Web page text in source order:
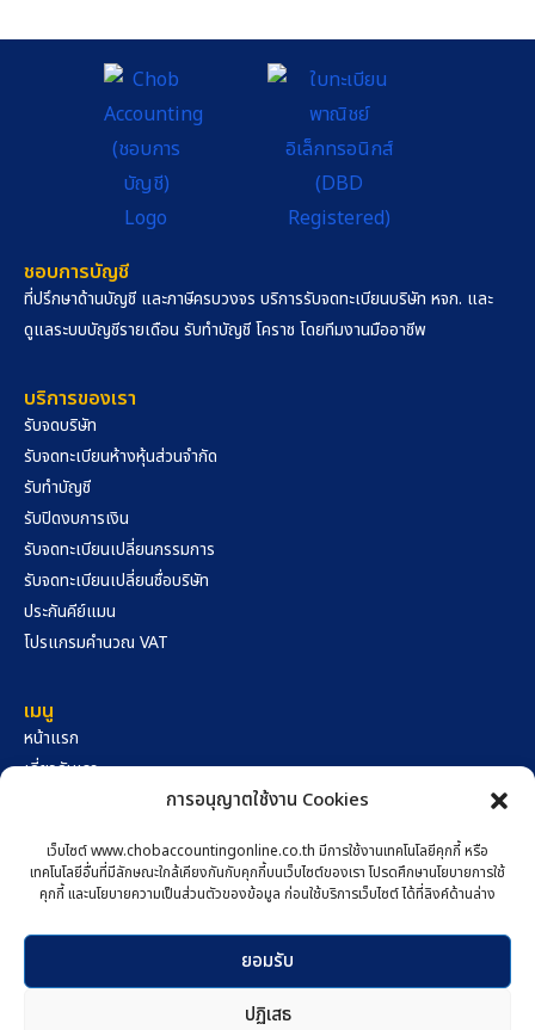
การอนุญาตใช้งาน Cookies
เว็บไซต์ www.chobaccountingonline.co.th มีการใช้งานเทคโนโลยีคุกกี้ หรือ
เทคโนโลยีอื่นที่มีลักษณะใกล้เคียงกันกับคุกกี้บนเว็บไซต์ของเรา โปรดศึกษานโยบายการใช้
คุกกี้ และนโยบายความเป็นส่วนตัวของข้อมูล ก่อนใช้บริการเว็บไซต์ ได้ที่ลิงค์ด้านล่าง
ยอมรับ
ปฏิเสธ
ชอบการบัญชี
ที่ปรึกษาด้านบัญชี และภาษีครบวงจร บริการรับจดทะเบียนบริษัท หจก. และ
ดูแลระบบบัญชีรายเดือน รับทำบัญชี โคราช โดยทีมงานมืออาชีพ
บริการของเรา
รับจดบริษัท
รับจดทะเบียนห้างหุ้นส่วนจำกัด
รับทำบัญชี
รับปิดงบการเงิน
รับจดทะเบียนเปลี่ยนกรรมการ
รับจดทะเบียนเปลี่ยนชื่อบริษัท
ประกันคีย์แมน
โปรแกรมคำนวณ VAT
เมนู
หน้าแรก
เกี่ยวกับเรา
นโยบายการใช้คุกกี้
ติดต่อเรา
517/89 ถนนมิตรภาพ-หนองคาย ตำบลในเมือง อำเภอเมือง
นครราชสีมา จังหวัดนครราชสีมา 30000
098-889-6262
สอบถามผ่าน Facebook
สอบถามผ่าน Line
โทรหาเราตอนนี้